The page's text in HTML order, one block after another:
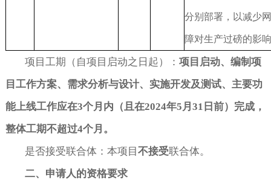
分别部署，以减少
障对生产过磅的影
项目工期（自项目启动之日起）： 项目启动、 编制项
目工作方案、需求分析与设计、实施开发及测试、主要功
能上线工作应在3个月内（且在2024年5 月 31 日前）完成，
整体工期不超过4个月。
是否接受联合体：本项目 不接受联合体。
二、申请人的资格要求